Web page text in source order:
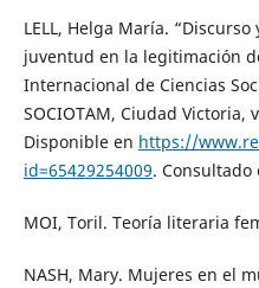
LELL, Helga María.
juventud en la legitimación
Internacional de Ciencias
SOCIOTAM, Ciudad Victoria,
Disponible en https://
id=65429254009. Consultado
MOI, Toril. Teoría literaria
NASH, Mary. Mujeres en el